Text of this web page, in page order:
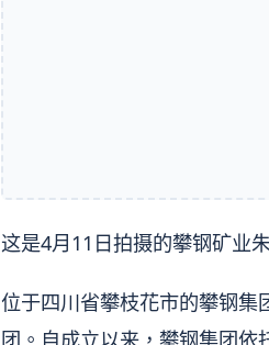
这是4月11日拍摄的攀钢矿业
位于四川省攀枝花市的攀钢集
团。自成立以来，攀钢集团依